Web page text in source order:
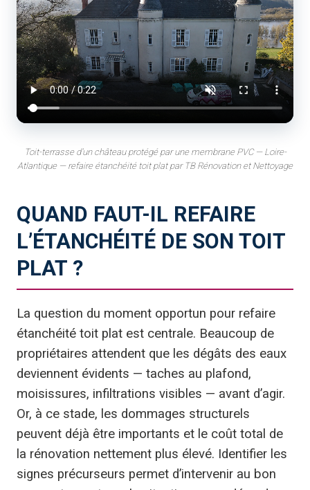
Toit-terrasse d’un château protégé par une membrane PVC — Loire-
Atlantique — refaire étanchéité toit plat par TB Rénovation et Nettoyage
QUAND FAUT-IL REFAIRE
L’ÉTANCHÉITÉ DE SON TOIT
PLAT ?
La question du moment opportun pour refaire
étanchéité toit plat est centrale. Beaucoup de
propriétaires attendent que les dégâts des eaux
deviennent évidents — taches au plafond,
moisissures, infiltrations visibles — avant d’agir.
Or, à ce stade, les dommages structurels
peuvent déjà être importants et le coût total de
la rénovation nettement plus élevé. Identifier les
signes précurseurs permet d’intervenir au bon